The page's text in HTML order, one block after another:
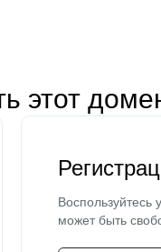
этот
может быть